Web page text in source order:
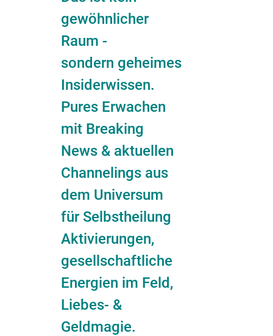
gewöhnlicher
Raum -
sondern geheimes
Insiderwissen.
Pures Erwachen
mit Breaking
News & aktuellen
Channelings aus
dem Universum
für Selbstheilung
Aktivierungen,
gesellschaftliche
Energien im Feld,
Liebes- &
Geldmagie.